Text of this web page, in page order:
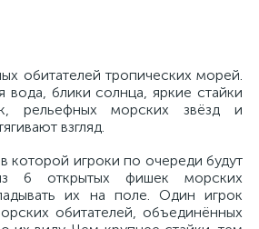
обитателей тропических морей.
вода, блики солнца, яркие стайки
рельефных морских звёзд и
взгляд.
которой игроки по очереди будут
6 открытых фишек морских
их на поле. Один игрок
обитателей, объединённых